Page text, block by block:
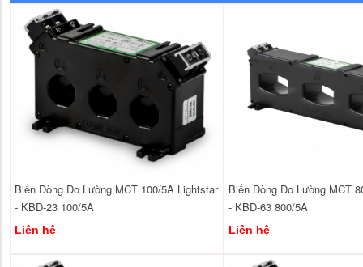
Biến Dòng Đo Lường MCT 100/5A Lightstar
- KBD-23 100/5A
Liên hệ
Biến Dòng Đo Lường MCT
- KBD-63 800/5A
Liên hệ